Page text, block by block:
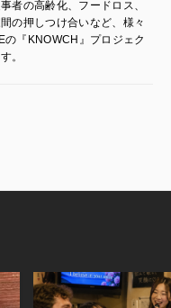
者の高齢化、フードロス、
の押しつけ合いなど、様々
『KNOWCH』プロジェク
。